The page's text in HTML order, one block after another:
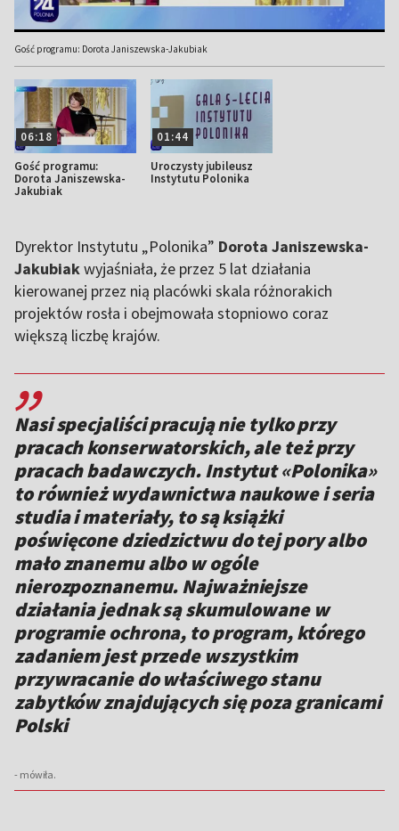
Gość programu: Dorota Janiszewska-Jakubiak
06:18
Gość programu:
Dorota Janiszewska-
Jakubiak
01:44
Uroczysty jubileusz
Instytutu Polonika
Dyrektor Instytutu „Polonika” Dorota Janiszewska-
Jakubiakwyjaśniała, że przez 5 lat działania
kierowanej przez nią placówki skala różnorakich
projektów rosła i obejmowała stopniowo coraz
większą liczbę krajów.
,,
Nasi specjaliści pracują nie tylko przy
pracach konserwatorskich, ale też przy
pracach badawczych. Instytut «Polonika»
to również wydawnictwa naukowe i seria
studia i materiały, to są książki
poświęcone dziedzictwu do tej pory albo
mało znanemu albo w ogóle
nierozpoznanemu. Najważniejsze
działania jednak są skumulowane w
programie ochrona, to program, którego
zadaniem jest przede wszystkim
przywracanie do właściwego stanu
zabytków znajdujących się poza granicami
Polski
- mówiła.